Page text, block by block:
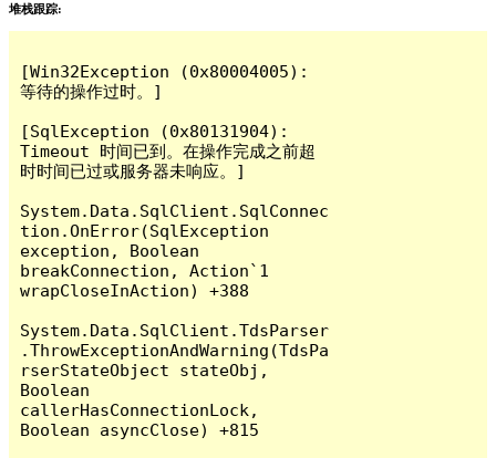
堆栈跟踪:
[Win32Exception (0x80004005):
等待的操作过时。]
[SqlException (0x80131904):
Timeout 时间已到。在操作完成之前超
时时间已过或服务器未响应。]
System.Data.SqlClient.SqlConnec
tion.OnError(SqlException
exception, Boolean
breakConnection, Action`1
wrapCloseInAction) +388
System.Data.SqlClient.TdsParser
.ThrowExceptionAndWarning(TdsPa
rserStateObject stateObj,
Boolean
callerHasConnectionLock,
Boolean asyncClose) +815